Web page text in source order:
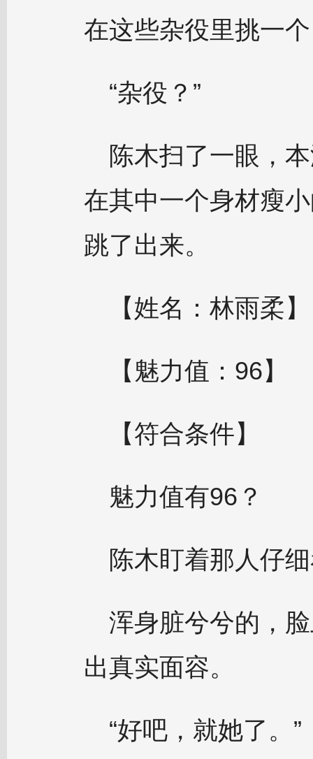
在这些杂役里挑一
“杂役？”
陈木扫了一眼，
在其中一个身材瘦
跳了出来。
【姓名：林雨柔】
【魅力值：96】
【符合条件】
魅力值有96？
陈木盯着那人仔
浑身脏兮兮的，
出真实面容。
“好吧，就她了。”